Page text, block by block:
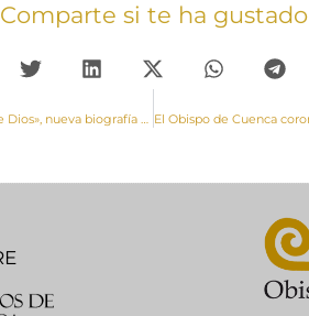
Comparte si te ha gustado